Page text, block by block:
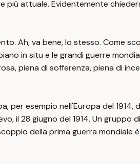
attuale. Evidentemente
Ah, va bene, lo stesso. Come
in situ e le grandi guerre
piena di sofferenza, piena di
esempio nell'Europa del
28 giugno del 1914. Un gruppo
della prima guerra mondiale è